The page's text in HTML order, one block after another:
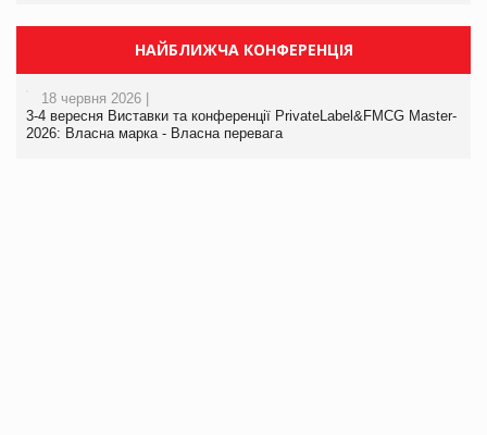
НАЙБЛИЖЧА КОНФЕРЕНЦІЯ
18 червня 2026 |
3-4 вересня Виставки та конференції PrivateLabel&FMCG Master-
2026: Власна марка - Власна перевага